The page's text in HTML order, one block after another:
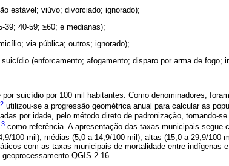
estável; viúvo; divorciado; ignorado);
39; 40-59; ≥60; e medianas);
via pública; outros; ignorado);
(enforcamento; afogamento; disparo por arma de fogo;
suicídio por 100 mil habitantes. Como denominadores,
utilizou-se a progressão geométrica anual para calcular as
por idade, pelo método direto de padronização, tomando-
como referência. A apresentação das taxas municipais segue
100 mil); médias (5,0 a 14,9/100 mil); altas (15,0 a 29,9/100
com as taxas municipais de mortalidade entre indígenas
QGIS 2.16.